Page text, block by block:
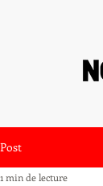
Post
1 min de lecture